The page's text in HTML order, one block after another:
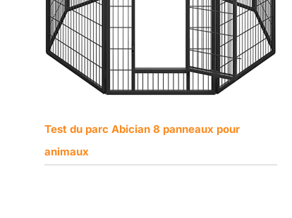
Test du parc Abician 8 panneaux pour
animaux